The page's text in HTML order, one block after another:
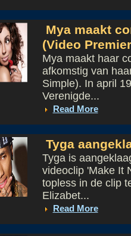
Mya maakt
(Video
Mya maakt haar
afkomstig van
Simple). In april
Verenigde...
Read More
Tyga
Tyga is
videoclip 'Make It
topless in de clip
Elizabet...
Read More